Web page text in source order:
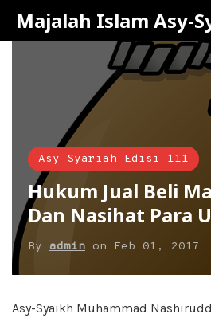
Majalah Islam Asy-
Asy Syariah Edisi 111
Hukum Jual Beli
Dan Nasihat Para
By admin on Feb 01, 2017
Asy-Syaikh Muhammad